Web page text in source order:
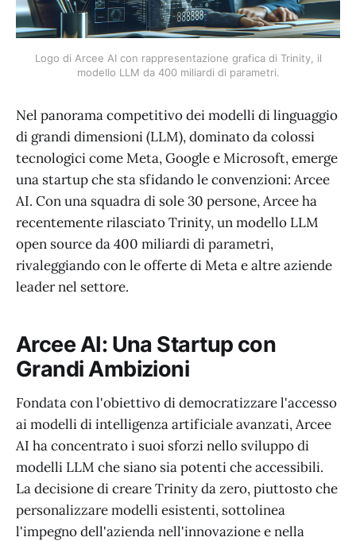
Logo di Arcee AI con rappresentazione grafica di Trinity, il
modello LLM da 400 miliardi di parametri.
Nel panorama competitivo dei modelli di linguaggio
di grandi dimensioni (LLM), dominato da colossi
tecnologici come Meta, Google e Microsoft, emerge
una startup che sta sfidando le convenzioni: Arcee
AI. Con una squadra di sole 30 persone, Arcee ha
recentemente rilasciato Trinity, un modello LLM
open source da 400 miliardi di parametri,
rivaleggiando con le offerte di Meta e altre aziende
leader nel settore.
Arcee AI: Una Startup con
Grandi Ambizioni
Fondata con l'obiettivo di democratizzare l'accesso
ai modelli di intelligenza artificiale avanzati, Arcee
AI ha concentrato i suoi sforzi nello sviluppo di
modelli LLM che siano sia potenti che accessibili.
La decisione di creare Trinity da zero, piuttosto che
personalizzare modelli esistenti, sottolinea
l'impegno dell'azienda nell'innovazione e nella